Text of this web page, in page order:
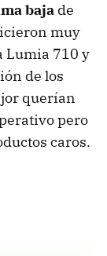
baja de
muy
Lumia 710 y
de los
querían
pero
caros.